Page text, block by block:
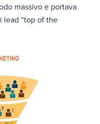
massivo e portava
lead “top of the